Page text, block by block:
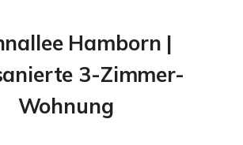
Hamborn |
3-Zimmer-
Wohnung